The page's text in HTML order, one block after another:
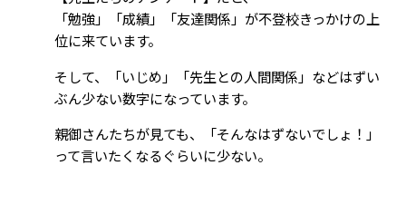
「勉強」「成績」「友達関係」が不登校きっかけの上
位に来ています。
そして、「いじめ」「先生との人間関係」などはずい
ぶん少ない数字になっています。
親御さんたちが見ても、「そんなはずないでしょ！」
って言いたくなるぐらいに少ない。